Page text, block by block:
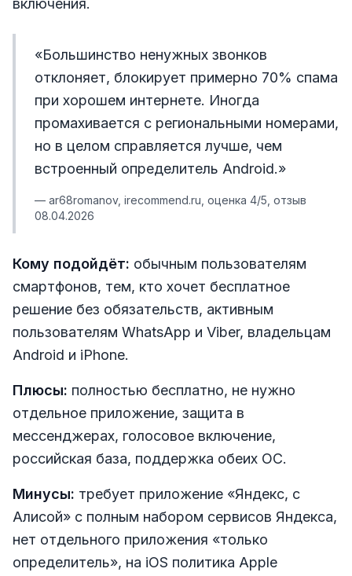
включения.
«Большинство ненужных звонков
отклоняет, блокирует примерно 70% спама
при хорошем интернете. Иногда
промахивается с региональными номерами,
но в целом справляется лучше, чем
встроенный определитель Android.»
— ar68romanov, irecommend.ru, оценка 4/5, отзыв
08.04.2026
Кому подойдёт: обычным пользователям
смартфонов, тем, кто хочет бесплатное
решение без обязательств, активным
пользователям WhatsApp и Viber, владельцам
Android и iPhone.
Плюсы: полностью бесплатно, не нужно
отдельное приложение, защита в
мессенджерах, голосовое включение,
российская база, поддержка обеих ОС.
Минусы: требует приложение «Яндекс, с
Алисой» с полным набором сервисов Яндекса,
нет отдельного приложения «только
определитель», на iOS политика Apple